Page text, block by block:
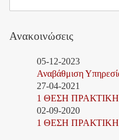
Ανακοινώσεις
05-12-2023
Αναβάθμιση
27-04-2021
1 ΘΕΣΗ
02-09-2020
1 ΘΕΣΗ